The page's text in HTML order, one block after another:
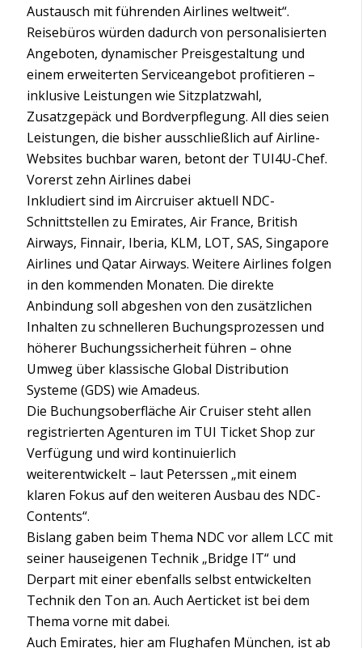
Austausch mit führenden Airlines weltweit“.
Reisebüros würden dadurch von personalisierten
Angeboten, dynamischer Preisgestaltung und
einem erweiterten Serviceangebot profitieren –
inklusive Leistungen wie Sitzplatzwahl,
Zusatzgepäck und Bordverpflegung. All dies seien
Leistungen, die bisher ausschließlich auf Airline-
Websites buchbar waren, betont der TUI4U-Chef.
Vorerst zehn Airlines dabei
Inkludiert sind im Aircruiser aktuell NDC-
Schnittstellen zu Emirates, Air France, British
Airways, Finnair, Iberia, KLM, LOT, SAS, Singapore
Airlines und Qatar Airways. Weitere Airlines folgen
in den kommenden Monaten. Die direkte
Anbindung soll abgeshen von den zusätzlichen
Inhalten zu schnelleren Buchungsprozessen und
höherer Buchungssicherheit führen – ohne
Umweg über klassische Global Distribution
Systeme (GDS) wie Amadeus.
Die Buchungsoberfläche Air Cruiser steht allen
registrierten Agenturen im TUI Ticket Shop zur
Verfügung und wird kontinuierlich
weiterentwickelt – laut Peterssen „mit einem
klaren Fokus auf den weiteren Ausbau des NDC-
Contents“.
Bislang gaben beim Thema NDC vor allem LCC mit
seiner hauseigenen Technik „Bridge IT“ und
Derpart mit einer ebenfalls selbst entwickelten
Technik den Ton an. Auch Aerticket ist bei dem
Thema vorne mit dabei.
Auch Emirates, hier am Flughafen München, ist ab